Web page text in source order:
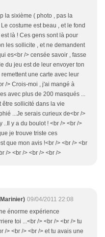
la sixième ( photo , pas la
costume est beau , et le fond
là ! Ces gens sont là pour
les sollicite , et ne demandent
es<br /> censée savoir , fasse
du jeu est de leur envoyer ton
une carte avec leur
/> Crois-moi , j'ai mangé à
avec plus de 200 masqués ...
être sollicité dans la vie
...Je serais curieux de<br />
..Il y a du boulot ! <br /> <br />
je trouve triste ces
que mon avis !<br /> <br /> <br
/> <br /> <br /> <br />
09/04/2011 22:08
énorme expérience
toi ...<br /> <br /> <br /> tu
/> <br /> <br /> et tu avais une